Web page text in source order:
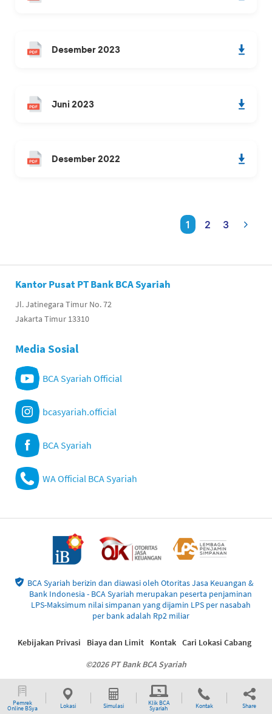
Pemrek
Online BSya Lokasi Simulasi Klik BCA
Syariah Kontak Share
Desember 2023
Juni 2023
Desember 2022
1 2 3
Kantor Pusat PT Bank BCA Syariah
Jl. Jatinegara Timur No. 72
Jakarta Timur 13310
Media Sosial
BCA Syariah Official
bcasyariah.official
BCA Syariah
WA Official BCA Syariah
BCA Syariah berizin dan diawasi oleh Otoritas Jasa Keuangan &
Bank Indonesia - BCA Syariah merupakan peserta penjaminan
LPS-Maksimum nilai simpanan yang dijamin LPS per nasabah
per bank adalah Rp2 miliar
©2026 PT Bank BCA Syariah
Kebijakan Privasi Biaya dan Limit Kontak Cari Lokasi Cabang